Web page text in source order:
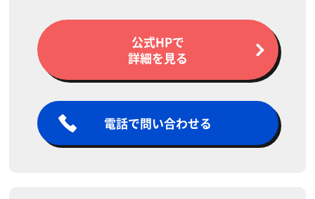
公式HPで
詳細を見る
電話で問い合わせる